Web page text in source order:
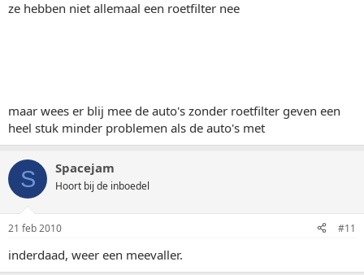
ze hebben niet allemaal een roetfilter nee
maar wees er blij mee de auto's zonder roetfilter geven een
heel stuk minder problemen als de auto's met
S Spacejam
Hoort bij de inboedel
21 feb 2010 #11
inderdaad, weer een meevaller.